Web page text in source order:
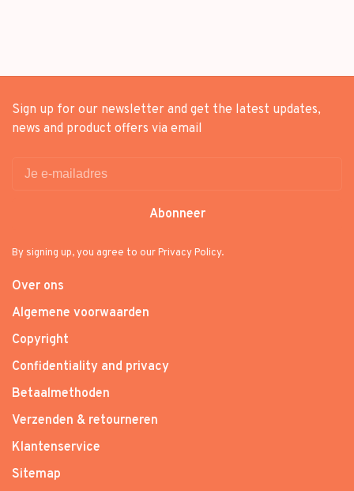
Sign up for our newsletter and get the latest updates,
news and product offers via email
Abonneer
By signing up, you agree to our Privacy Policy.
Over ons
Algemene voorwaarden
Copyright
Confidentiality and privacy
Betaalmethoden
Verzenden & retourneren
Klantenservice
Sitemap